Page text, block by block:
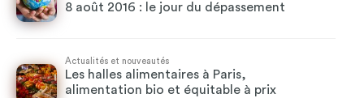
8 août 2016 : le jour du dépassement
Actualités et nouveautés
Les halles alimentaires à Paris,
alimentation bio et équitable à prix